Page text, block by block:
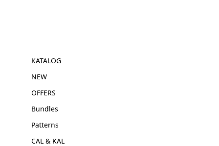
KATALOG
NEW
OFFERS
Bundles
Patterns
CAL & KAL